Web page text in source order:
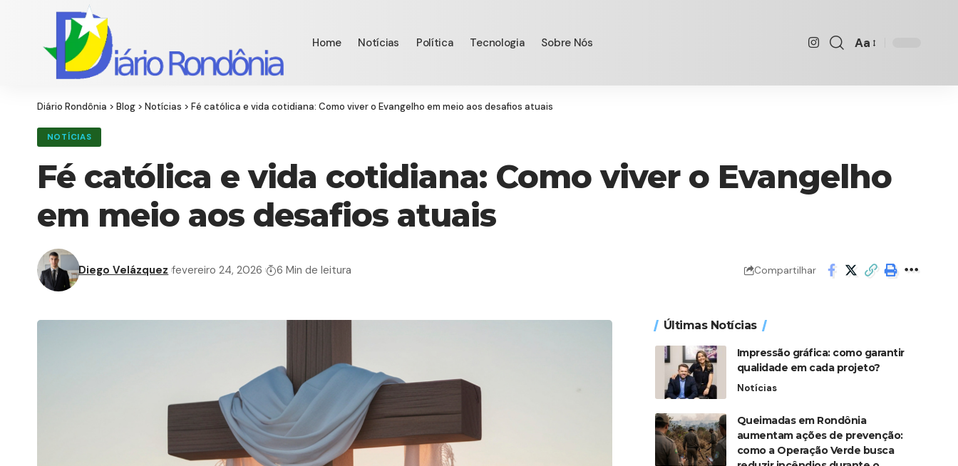
Home Notícias Política Tecnologia Sobre Nós
Font
Aa
Diário Rondônia > Blog > Notícias > Fé católica e vida cotidiana: Como viver o Evangelho em meio aos desafios atuais
NOTÍCIAS
Fé católica e vida cotidiana: Como viver o Evangelho
em meio aos desafios atuais
Diego Velázquez fevereiro 24, 2026 6 Min de leitura Compartilhar
Últimas Notícias
Impressão gráfica: como garantir
qualidade em cada projeto?
Notícias
Queimadas em Rondônia
aumentam ações de prevenção:
como a Operação Verde busca